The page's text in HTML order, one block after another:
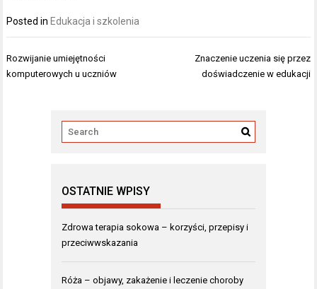
Posted in Edukacja i szkolenia
Nawigacja
wpisu
Rozwijanie umiejętności
komputerowych u uczniów
Znaczenie uczenia się przez
doświadczenie w edukacji
OSTATNIE WPISY
Zdrowa terapia sokowa – korzyści, przepisy i
przeciwwskazania
Róża – objawy, zakażenie i leczenie choroby